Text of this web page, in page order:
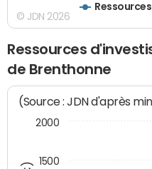
© JDN 2026
Ressources
de Brenthonne
(Source : JDN d'après
1500
2000